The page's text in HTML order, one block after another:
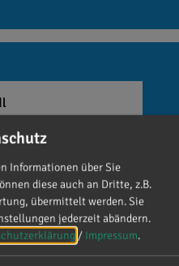
am Samstag war:
für die zahlreichen
Anrufe und die
mich wirklich
gefreut. Es
dass sich
Informationen über Sie
diese auch an Dritte, z.B.
übermittelt werden. Sie
jederzeit abändern.
/ Impressum.